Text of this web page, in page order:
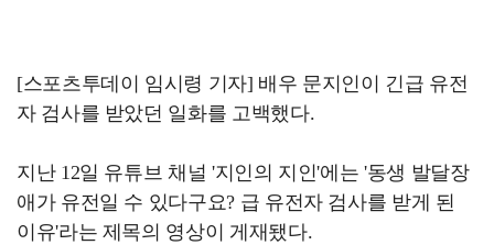
[스포츠투데이 임시령 기자] 배우 문지인이 긴급 유전
자 검사를 받았던 일화를 고백했다.
지난 12일 유튜브 채널 '지인의 지인'에는 '동생 발달장
애가 유전일 수 있다구요? 급 유전자 검사를 받게 된
이유'라는 제목의 영상이 게재됐다.